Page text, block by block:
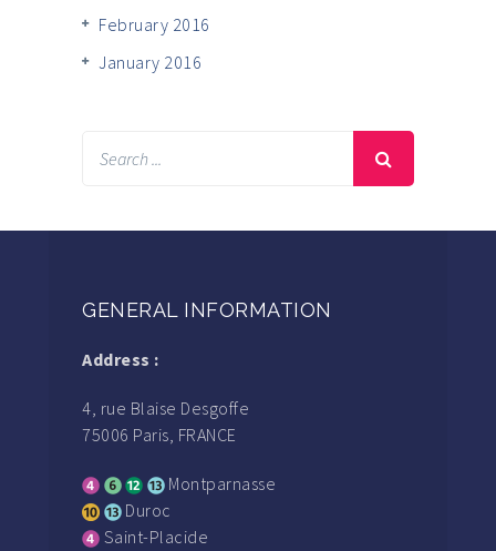
February 2016
January 2016
GENERAL INFORMATION
Address :
4, rue Blaise Desgoffe
75006 Paris, FRANCE
Montparnasse
Duroc
Saint-Placide